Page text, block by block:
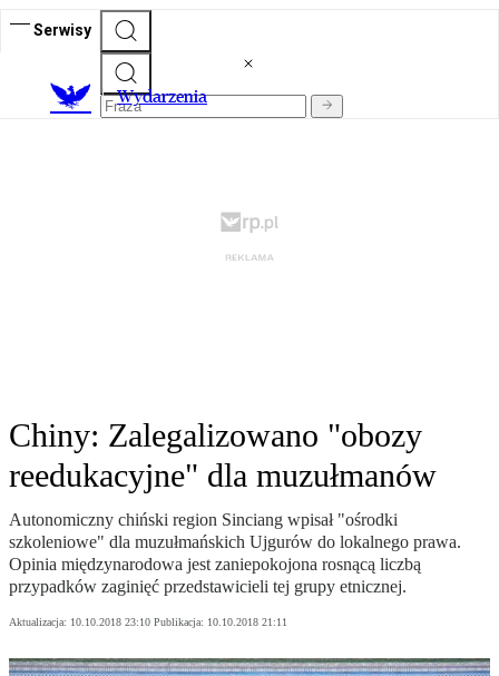
Serwisy
Wydarzenia
Chiny: Zalegalizowano "obozy
reedukacyjne" dla muzułmanów
Autonomiczny chiński region Sinciang wpisał "ośrodki
szkoleniowe" dla muzułmańskich Ujgurów do lokalnego prawa.
Opinia międzynarodowa jest zaniepokojona rosnącą liczbą
przypadków zaginięć przedstawicieli tej grupy etnicznej.
Aktualizacja: 10.10.2018 23:10 Publikacja: 10.10.2018 21:11